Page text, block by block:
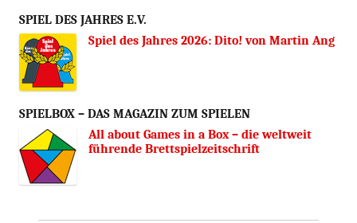
SPIEL DES JAHRES E.V.
Spiel des Jahres 2026: Dito! von Martin Ang
SPIELBOX – DAS MAGAZIN ZUM SPIELEN
All about Games in a Box – die weltweit
führende Brettspielzeitschrift